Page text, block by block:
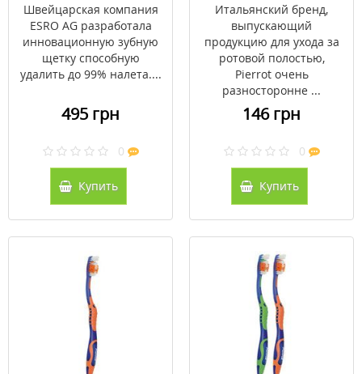
Швейцарская компания
ESRO AG разработала
инновационную зубную
щетку способную
удалить до 99% налета....
495 грн
0
Купить
Итальянский бренд,
выпускающий
продукцию для ухода за
ротовой полостью,
Pierrot очень
разносторонне ...
146 грн
0
Купить